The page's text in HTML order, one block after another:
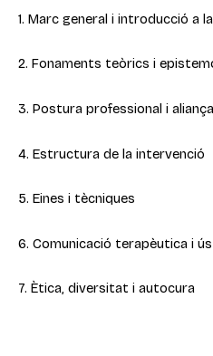
1. Marc general i introducció a
2. Fonaments teòrics i
3. Postura professional i
4. Estructura de la intervenció
5. Eines i tècniques
6. Comunicació terapèutica i
7. Ètica, diversitat i autocura